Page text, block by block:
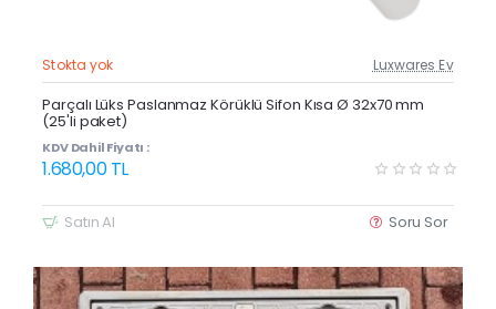
Güncel Fiyat
Yeni Ürün
Stokta yok Luxwares Ev
Parçalı Lüks Paslanmaz Körüklü Sifon Kısa Ø 32x70 mm
(25'li paket)
KDV Dahil Fiyatı :
1.680,00 TL
Satın Al Soru Sor